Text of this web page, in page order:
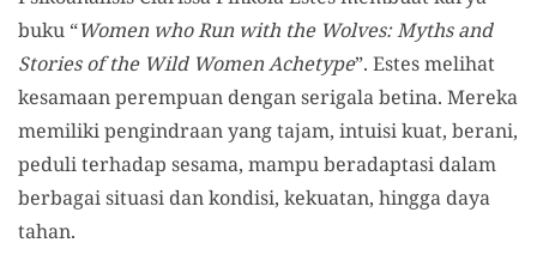
buku “Women who Run with the Wolves: Myths and
Stories of the Wild Women Achetype”. Estes melihat
kesamaan perempuan dengan serigala betina. Mereka
memiliki pengindraan yang tajam, intuisi kuat, berani,
peduli terhadap sesama, mampu beradaptasi dalam
berbagai situasi dan kondisi, kekuatan, hingga daya
tahan.